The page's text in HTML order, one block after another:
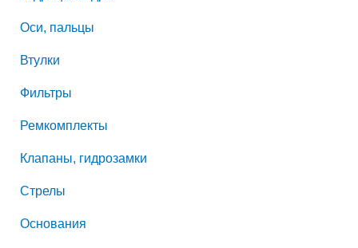
Оси, пальцы
Втулки
Фильтры
Ремкомплекты
Клапаны, гидрозамки
Стрелы
Основания